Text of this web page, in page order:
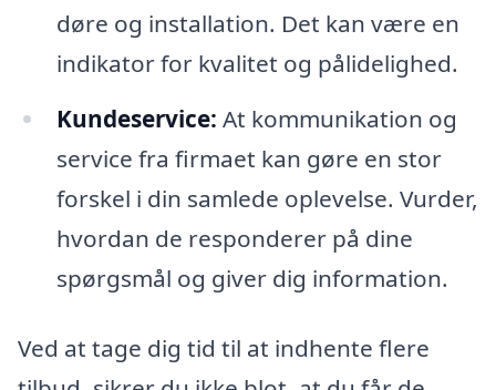
døre og installation. Det kan være en
indikator for kvalitet og pålidelighed.
Kundeservice: At kommunikation og
service fra firmaet kan gøre en stor
forskel i din samlede oplevelse. Vurder,
hvordan de responderer på dine
spørgsmål og giver dig information.
Ved at tage dig tid til at indhente flere